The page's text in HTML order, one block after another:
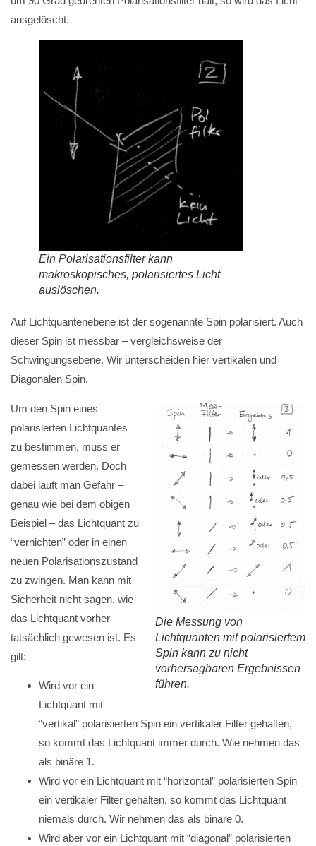
ausgelöscht.
Ein Polarisationsfilter kann
makroskopisches, polarisiertes Licht
auslöschen.
Auf Lichtquantenebene ist der sogenannte Spin polarisiert. Auch
dieser Spin ist messbar – vergleichsweise der
Schwingungsebene. Wir unterscheiden hier vertikalen und
Diagonalen Spin.
Die Messung von
Lichtquanten mit polarisiertem
Spin kann zu nicht
vorhersagbaren Ergebnissen
führen.
Um den Spin eines
polarisierten Lichtquantes
zu bestimmen, muss er
gemessen werden. Doch
dabei läuft man Gefahr –
genau wie bei dem obigen
Beispiel – das Lichtquant zu
“vernichten” oder in einen
neuen Polarisationszustand
zu zwingen. Man kann mit
Sicherheit nicht sagen, wie
das Lichtquant vorher
tatsächlich gewesen ist. Es
gilt:
Wird vor ein
Lichtquant mit
“vertikal” polarisierten Spin ein vertikaler Filter gehalten,
so kommt das Lichtquant immer durch. Wie nehmen das
als binäre 1.
Wird vor ein Lichtquant mit “horizontal” polarisierten Spin
ein vertikaler Filter gehalten, so kommt das Lichtquant
niemals durch. Wir nehmen das als binäre 0.
Wird aber vor ein Lichtquant mit “diagonal” polarisierten